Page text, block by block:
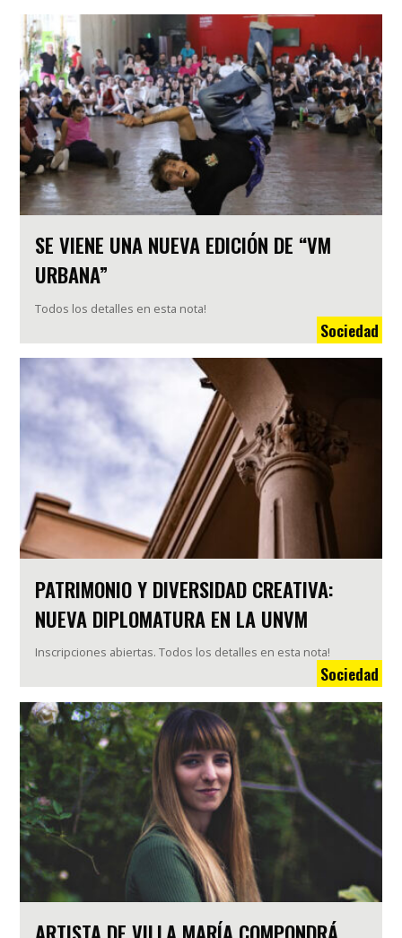
SE VIENE UNA NUEVA EDICIÓN DE “VM
URBANA”
Todos los detalles en esta nota!
Sociedad
PATRIMONIO Y DIVERSIDAD CREATIVA:
NUEVA DIPLOMATURA EN LA UNVM
Inscripciones abiertas. Todos los detalles en esta nota!
Sociedad
ARTISTA DE VILLA MARÍA COMPONDRÁ